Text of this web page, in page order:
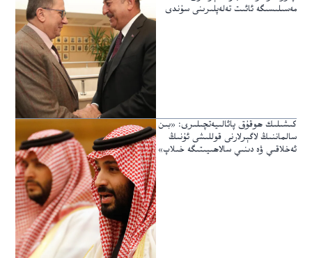
مەسىلىسىگە ئائىت تەلەپلىرىنى سۇندى
كىشىلىك ھوقۇق پائالىيەتچىلىرى: «بىن
سالماننىڭ لاگېرلارنى قوللىشى ئۇنىڭ
ئەخلاقىي ۋە دىنىي سالاھىيىتىگە خىلاپ»